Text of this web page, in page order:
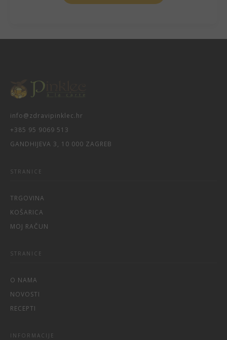
info@zdravipinklec.hr
+385 95 9069 513
GANDHIJEVA 3, 10 000 ZAGREB
STRANICE
TRGOVINA
KOŠARICA
MOJ RAČUN
STRANICE
O NAMA
NOVOSTI
RECEPTI
INFORMACIJE